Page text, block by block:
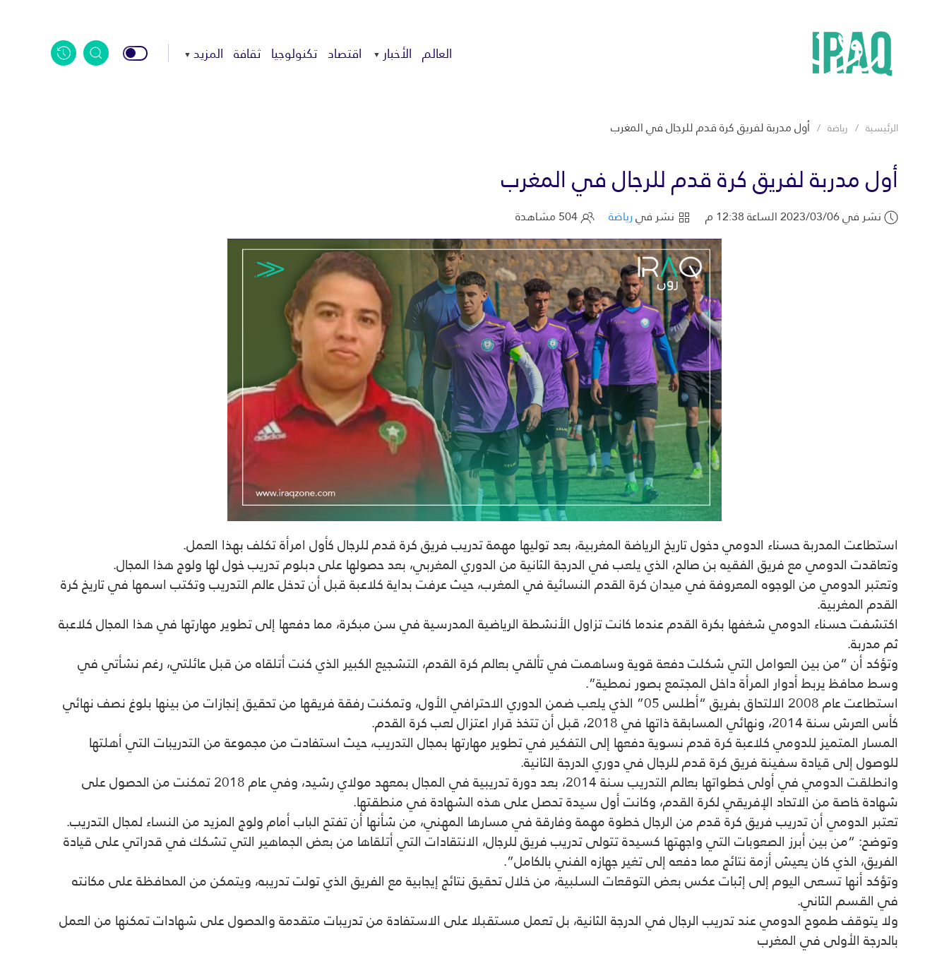
العالم الأخبار اقتصاد تكنولوجيا ثقافة المزيد
الرئيسية رياضة أول مدربة لفريق كرة قدم للرجال في المغرب
أول مدربة لفريق كرة قدم للرجال في المغرب
نشر في 2023/03/06 الساعة 12:38 م نشر فيرياضة
استطاعت المدربة حسناء الدومي دخول تاريخ الرياضة المغربية، بعد توليها مهمة تدريب فريق كرة قدم للرجال كأول امرأة تكلف بهذا العمل.
وتعاقدت الدومي مع فريق الفقيه بن صالح، الذي يلعب في الدرجة الثانية من الدوري المغربي، بعد حصولها على دبلوم تدريب خول لها ولوج هذا المجال.
وتعتبر الدومي من الوجوه المعروفة في ميدان كرة القدم النسائية في المغرب، حيث عرفت بداية كلاعبة قبل أن تدخل عالم التدريب وتكتب اسمها في تاريخ كرة
القدم المغربية.
اكتشفت حسناء الدومي شغفها بكرة القدم عندما كانت تزاول الأنشطة الرياضية المدرسية في سن مبكرة، مما دفعها إلى تطوير مهارتها في هذا المجال كلاعبة
ثم مدربة.
وتؤكد أن “من بين العوامل التي شكلت دفعة قوية وساهمت في تألقي بعالم كرة القدم، التشجيع الكبير الذي كنت أتلقاه من قبل عائلتي، رغم نشأتي في
وسط محافظ يربط أدوار المرأة داخل المجتمع بصور نمطية”.
استطاعت عام 2008 الالتحاق بفريق “أطلس 05” الذي يلعب ضمن الدوري الاحترافي الأول، وتمكنت رفقة فريقها من تحقيق إنجازات من بينها بلوغ نصف نهائي
كأس العرش سنة 2014، ونهائي المسابقة ذاتها في 2018، قبل أن تتخذ قرار اعتزال لعب كرة القدم.
المسار المتميز للدومي كلاعبة كرة قدم نسوية دفعها إلى التفكير في تطوير مهارتها بمجال التدريب، حيث استفادت من مجموعة من التدريبات التي أهلتها
للوصول إلى قيادة سفينة فريق كرة قدم للرجال في دوري الدرجة الثانية.
وانطلقت الدومي في أولى خطواتها بعالم التدريب سنة 2014، بعد دورة تدريبية في المجال بمعهد مولاي رشيد، وفي عام 2018 تمكنت من الحصول على
شهادة خاصة من الاتحاد الإفريقي لكرة القدم، وكانت أول سيدة تحصل على هذه الشهادة في منطقتها.
تعتبر الدومي أن تدريب فريق كرة قدم من الرجال خطوة مهمة وفارقة في مسارها المهني، من شأنها أن تفتح الباب أمام ولوج المزيد من النساء لمجال التدريب.
وتوضح: “من بين أبرز الصعوبات التي واجهتها كسيدة تتولى تدريب فريق للرجال، الانتقادات التي أتلقاها من بعض الجماهير التي تشكك في قدراتي على قيادة
الفريق، الذي كان يعيش أزمة نتائج مما دفعه إلى تغير جهازه الفني بالكامل”.
وتؤكد أنها تسعى اليوم إلى إثبات عكس بعض التوقعات السلبية، من خلال تحقيق نتائج إيجابية مع الفريق الذي تولت تدريبه، ويتمكن من المحافظة على مكانته
في القسم الثاني.
ولا يتوقف طموح الدومي عند تدريب الرجال في الدرجة الثانية، بل تعمل مستقبلا على الاستفادة من تدريبات متقدمة والحصول على شهادات تمكنها من العمل
بالدرجة الأولى في المغرب